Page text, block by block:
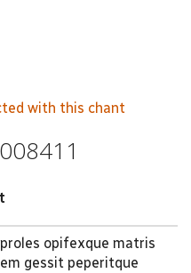
with this chant
opifexque matris
gessit peperitque